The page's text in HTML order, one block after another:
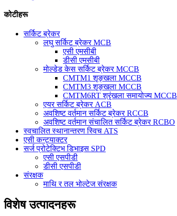
कोटीहरू
सर्किट ब्रेकर
लघु सर्किट ब्रेकर MCB
एसी एमसीबी
डीसी एमसीबी
मोल्डेड केस सर्किट ब्रेकर MCCB
CMTM1 शृङ्खला MCCB
CMTM3 शृङ्खला MCCB
CMTM6RT श्रृंखला समायोज्य MCCB
एयर सर्किट ब्रेकर ACB
अवशिष्ट वर्तमान सर्किट ब्रेकर RCCB
अवशिष्ट वर्तमान संचालित सर्किट ब्रेकर RCBO
स्वचालित स्थानान्तरण स्विच ATS
एसी कन्ट्याक्टर
सर्ज प्रोटेक्टिभ डिभाइस SPD
एसी एसपीडी
डीसी एसपीडी
संरक्षक
माथि र तल भोल्टेज संरक्षक
विशेष उत्पादनहरू